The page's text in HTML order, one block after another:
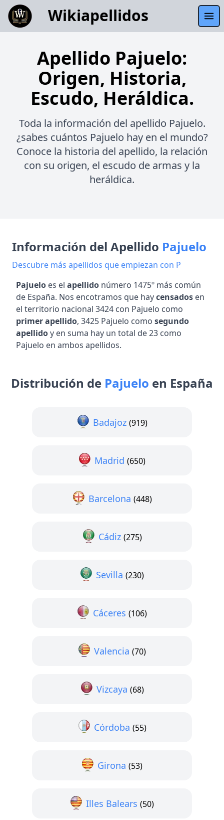
Wikiapellidos
Apellido Pajuelo:
Origen, Historia,
Escudo, Heráldica.
Toda la información del apellido Pajuelo.
¿sabes cuántos Pajuelo hay en el mundo?
Conoce la historia del apellido, la relación
con su origen, el escudo de armas y la
heráldica.
Información del Apellido Pajuelo
Descubre más apellidos que empiezan con P
Pajuelo es el apellido número 1475º más común
de España. Nos encotramos que haycensados en
el territorio nacional 3424 con Pajuelo como
primer apellido, 3425 Pajuelo como segundo
apellidoy en suma hay un total de 23 como
Pajuelo en ambos apellidos.
Distribución de Pajuelo en España
Badajoz (919)
Madrid (650)
Barcelona (448)
Cádiz (275)
Sevilla (230)
Cáceres (106)
Valencia (70)
Vizcaya (68)
Córdoba (55)
Girona (53)
Illes Balears (50)